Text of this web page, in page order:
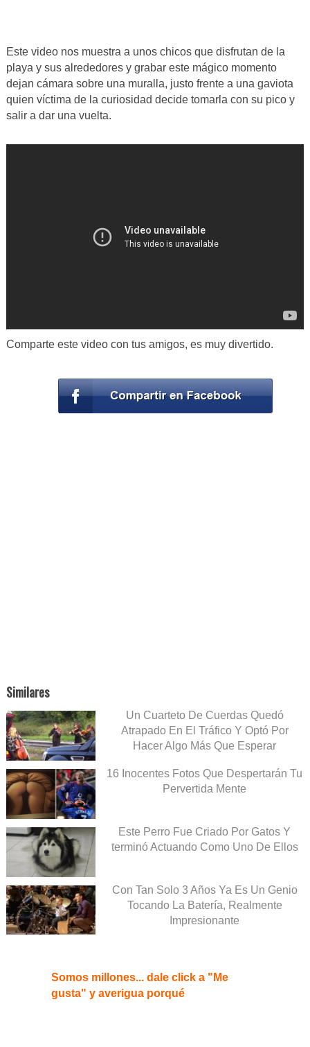
Este video nos muestra a unos chicos que disfrutan de la
playa y sus alrededores y grabar este mágico momento
dejan cámara sobre una muralla, justo frente a una gaviota
quien víctima de la curiosidad decide tomarla con su pico y
salir a dar una vuelta.
Comparte este video con tus amigos, es muy divertido.
Similares
Un Cuarteto De Cuerdas Quedó
Atrapado En El Tráfico Y Optó Por
Hacer Algo Más Que Esperar
16 Inocentes Fotos Que Despertarán Tu
Pervertida Mente
Este Perro Fue Criado Por Gatos Y
terminó Actuando Como Uno De Ellos
Con Tan Solo 3 Años Ya Es Un Genio
Tocando La Batería, Realmente
Impresionante
Somos millones... dale click a "Me
gusta" y averigua porqué